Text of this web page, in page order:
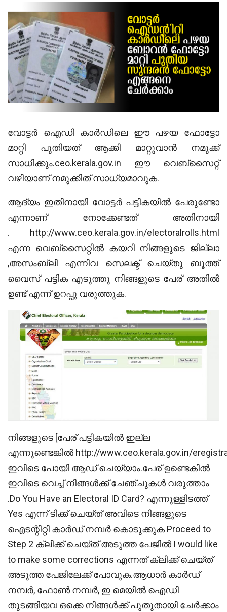
വോട്ടർ ഐഡി കാർഡിലെ ഈ പഴയ ഫോട്ടോ
മാറ്റി പുതിയത് ആക്കി മാറ്റുവാൻ നമുക്ക്
സാധിക്കും.ceo.kerala.gov.in ഈ വെബ്സൈറ്റ്
വഴിയാണ് നമുക്കിത് സാധ്യമാവുക.
ആദ്യം ഇതിനായി വോട്ടർ പട്ടികയിൽ പേരുണ്ടോ
എന്നാണ് നോക്കേണ്ടത് അതിനായി
. http://www.ceo.kerala.gov.in/electoralrolls.html
എന്ന വെബ്സൈറ്റിൽ കയറി നിങ്ങളുടെ ജില്ലാ
,അസംബ്ലി എന്നിവ സെലക്ട് ചെയ്തു ബൂത്ത്
വൈസ് പട്ടിക എടുത്തു നിങ്ങളുടെ പേര് അതിൽ
ഉണ്ട് എന്ന് ഉറപ്പു വരുത്തുക.
നിങ്ങളുടെ [പേര് പട്ടികയിൽ ഇല്ല
എന്നുണ്ടെങ്കിൽ http://www.ceo.kerala.gov.in/
ഇവിടെ പോയി ആഡ് ചെയ്യാം.പേര് ഉണ്ടെകിൽ
ഇവിടെ വെച്ച് നിങ്ങൾക്ക് ചേഞ്ചുകൾ വരുത്താം
.Do You Have an Electoral ID Card? എന്നുള്ളിടത്ത്
Yes എന്ന് ടിക്ക് ചെയ്‌ത് അവിടെ നിങ്ങളുടെ
ഐടന്റിറ്റി കാര്‍ഡ് നമ്പര്‍ കൊടുക്കുക Proceed to
Step 2 ക്ലിക്ക് ചെയ്ത് അടുത്ത പേജില്‍ I would like
to make some corrections എന്നത് ക്ലിക്ക് ചെയ്ത്
അടുത്ത പേജിലേക്ക് പോവുക.ആധാര്‍ കാര്‍ഡ്
നമ്പര്‍, ഫോണ്‍ നമ്പര്‍, ഇ മെയില്‍ ഐഡി
തുടങ്ങിയവ ഒക്കെ നിങ്ങൾക്ക് പുതുതായി ചേർക്കാം